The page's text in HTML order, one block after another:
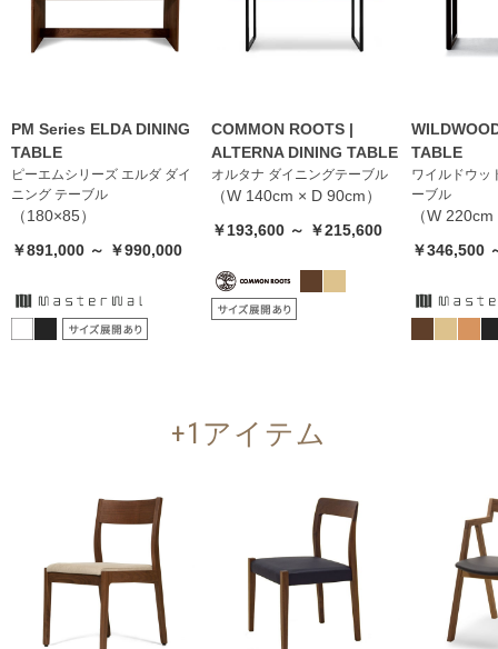
PM Series ELDA DINING
TABLE
ピーエムシリーズ エルダ ダイ
ニング テーブル
（180×85）
￥891,000 ～ ￥990,000
COMMON ROOTS |
ALTERNA DINING TABLE
オルタナ ダイニングテーブル
（W 140cm × D 90cm）
￥193,600 ～ ￥215,600
TABLE
ワイルドウッ
ーブル
（W
￥346,500
+1アイテム